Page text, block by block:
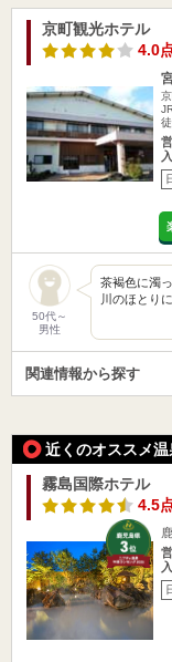
京町観光ホテル
4.0
50代～
男性
茶褐色に濁
川のほとり
関連情報から探す
近くのオススメ
霧島国際ホテル
4.5